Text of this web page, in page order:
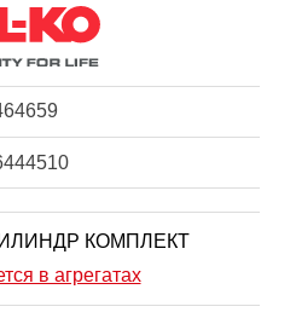
КОМПЛЕКТ
в агрегатах